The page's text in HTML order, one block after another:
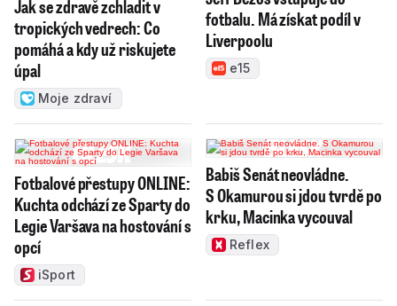
Jak se zdravě zchladit v
tropických vedrech: Co
pomáhá a kdy už riskujete
úpal
Moje zdraví
fotbalu. Má získat podíl v
Liverpoolu
e15
Fotbalové přestupy ONLINE:
Kuchta odchází ze Sparty do
Legie Varšava na hostování s
opcí
iSport
Babiš Senát neovládne.
S Okamurou si jdou tvrdě po
krku, Macinka vycouval
Reflex